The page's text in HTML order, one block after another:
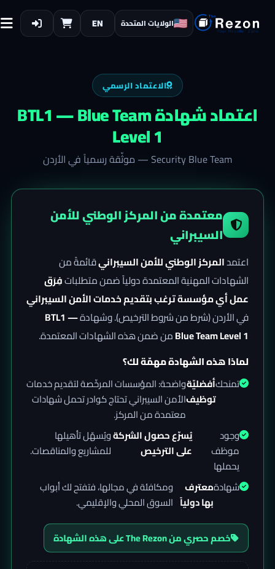
الولايات المتحدة EN
الاعتماد الرسمي
اعتماد شهادةBTL1 — Blue Team
Level 1
Security Blue Team— موثّقة رسمياً في الأردن
معتمدة من المركز الوطني للأمن
السيبراني
اعتمدالمركز الوطني للأمن السيبرانيقائمةً من
الشهادات المهنية المعتمدة دولياً ضمن متطلباتفِرَق
عمل أي مؤسسة ترغب بتقديم خدمات الأمن السيبراني
في الأردن (شرط من شروط الترخيص). وشهادةBTL1 —
Blue Team Level 1من ضمن هذه الشهادات المعتمدة.
لماذا هذه الشهادة مهمّة لك؟
تمنحكأفضليّة
توظيف
واضحة: المؤسسات المرخّصة لتقديم خدمات
الأمن السيبراني تحتاج كوادر تحمل شهادات
معتمدة من المركز.
وجود
موظف
يحملها
يُسرّع حصول الشركة
على الترخيص
ويُسهّل تأهيلها
للمشاريع والمناقصات.
شهادةمعترف
بها دولياً
ومكافئة في مجالها، فتفتح لك أبواب
السوق المحلي والإقليمي.
خصم حصري من The Rezon على هذه الشهادة